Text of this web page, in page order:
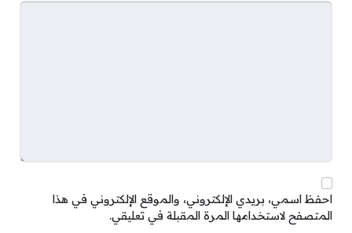
احفظ اسمي، بريدي الإلكتروني، والموقع الإلكتروني في هذا
المتصفح لاستخدامها المرة المقبلة في تعليقي.